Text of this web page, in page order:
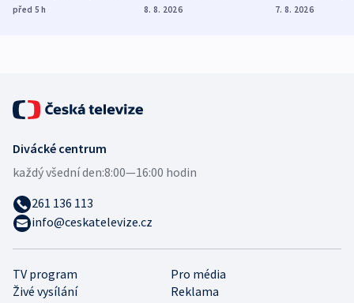
vývoz ropy do
před 5h
Poláky nebezpečné
8. 8. 2026
míní
7. 8. 2026
TV program
Pro média
Živé vysílání
Reklama
Divácké centrum
každý všední den:8:00—16:00 hodin
261 136 113
info@ceskatelevize.cz